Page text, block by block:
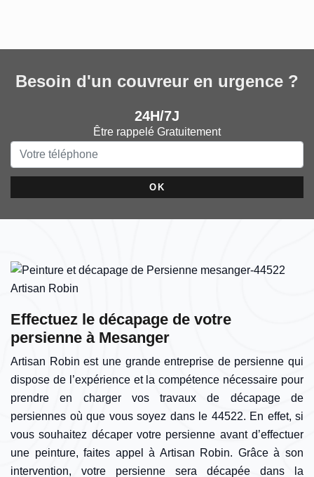
Besoin d'un couvreur en urgence ?
24H/7J
Être rappelé Gratuitement
Effectuez le décapage de votre
persienne à Mesanger
Artisan Robin est une grande entreprise de persienne qui
dispose de l’expérience et la compétence nécessaire pour
prendre en charger vos travaux de décapage de
persiennes où que vous soyez dans le 44522. En effet, si
vous souhaitez décaper votre persienne avant d’effectuer
une peinture, faites appel à Artisan Robin. Grâce à son
intervention, votre persienne sera décapée dans la